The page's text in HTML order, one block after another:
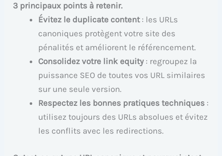
3 principaux points à retenir.
Évitez le duplicate content: les URLs
canoniques protègent votre site des
pénalités et améliorent le référencement.
Consolidez votre link equity: regroupez la
puissance SEO de toutes vos URL similaires
sur une seule version.
Respectez les bonnes pratiques techniques :
utilisez toujours des URLs absolues et évitez
les conflits avec les redirections.